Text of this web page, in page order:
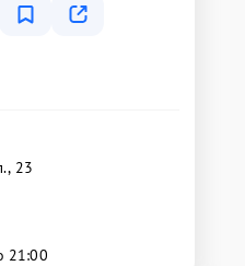
23
21:00